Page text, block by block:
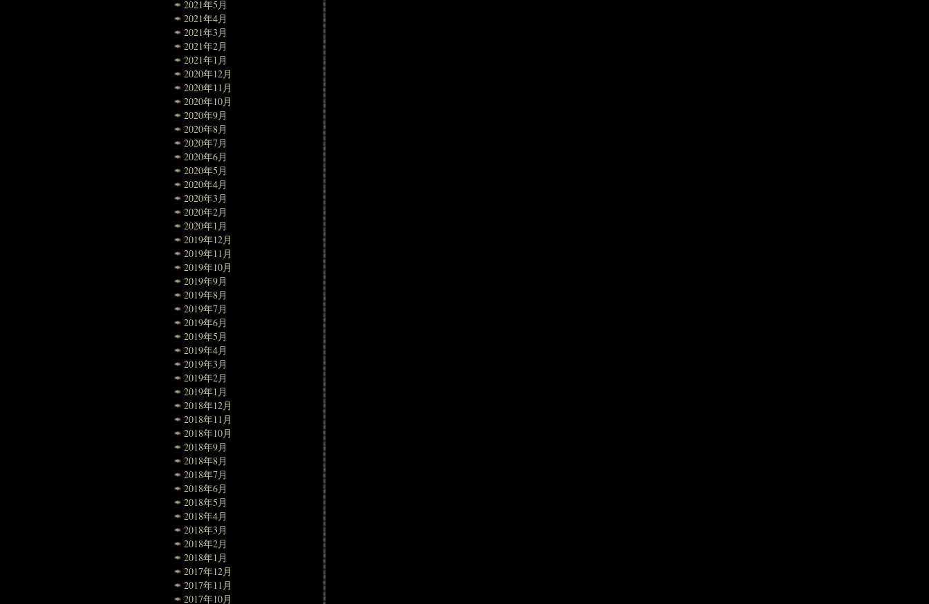
2021年5月
2021年4月
2021年3月
2021年2月
2021年1月
2020年12月
2020年11月
2020年10月
2020年9月
2020年8月
2020年7月
2020年6月
2020年5月
2020年4月
2020年3月
2020年2月
2020年1月
2019年12月
2019年11月
2019年10月
2019年9月
2019年8月
2019年7月
2019年6月
2019年5月
2019年4月
2019年3月
2019年2月
2019年1月
2018年12月
2018年11月
2018年10月
2018年9月
2018年8月
2018年7月
2018年6月
2018年5月
2018年4月
2018年3月
2018年2月
2018年1月
2017年12月
2017年11月
2017年10月